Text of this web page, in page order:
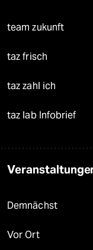
team zukunft
taz frisch
taz zahl ich
taz lab Infobrief
Demnächst
Vor Ort